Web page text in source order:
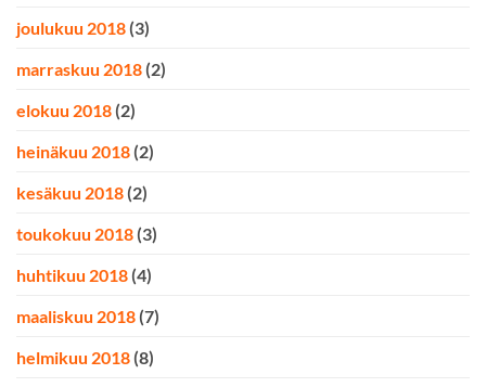
joulukuu 2018 (3)
marraskuu 2018 (2)
elokuu 2018 (2)
heinäkuu 2018 (2)
kesäkuu 2018 (2)
toukokuu 2018 (3)
huhtikuu 2018 (4)
maaliskuu 2018 (7)
helmikuu 2018 (8)